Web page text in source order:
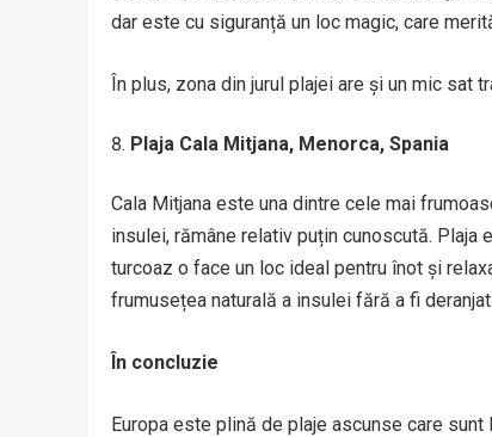
dar este cu siguranță un loc magic, care
În plus, zona din jurul plajei are și un mic sat
Plaja Cala Mitjana, Menorca, Spania
Cala Mitjana este una dintre cele mai
insulei, rămâne relativ puțin cunoscută.
turcoaz o face un loc ideal pentru înot și
frumusețea naturală a insulei fără a fi
În concluzie
Europa este plină de plaje ascunse care